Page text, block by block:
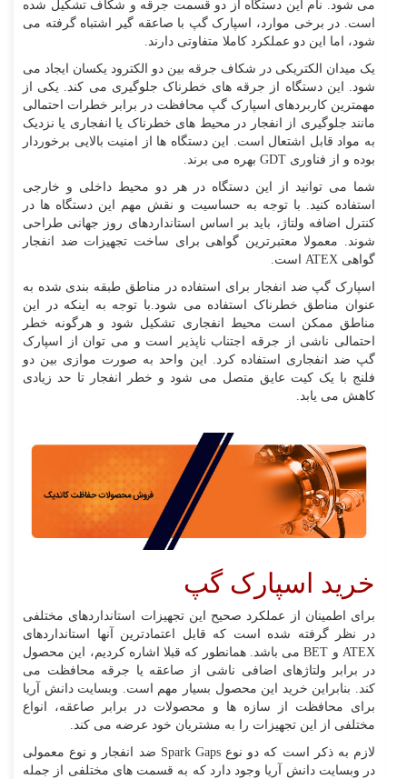
می شود. نام این دستگاه از دو قسمت جرقه و شکاف تشکیل شده
است. در برخی موارد، اسپارک گپ با صاعقه گیر اشتباه گرفته می
شود، اما این دو عملکرد کاملا متفاوتی دارند.
یک میدان الکتریکی در شکاف جرقه بین دو الکترود یکسان ایجاد می
شود. این دستگاه از جرقه های خطرناک جلوگیری می کند. یکی از
مهمترین کاربردهای اسپارک گپ محافظت در برابر خطرات احتمالی
مانند جلوگیری از انفجار در محیط های خطرناک یا انفجاری یا نزدیک
به مواد قابل اشتعال است. این دستگاه ها از امنیت بالایی برخوردار
بوده و از فناوری GDT بهره می برند.
شما می توانید از این دستگاه در هر دو محیط داخلی و خارجی
استفاده کنید. با توجه به حساسیت و نقش مهم این دستگاه ها در
کنترل اضافه ولتاژ، باید بر اساس استانداردهای روز جهانی طراحی
شوند. معمولا معتبرترین گواهی برای ساخت تجهیزات ضد انفجار
گواهی ATEX است.
اسپارک گپ ضد انفجار برای استفاده در مناطق طبقه بندی شده به
عنوان مناطق خطرناک استفاده می شود.با توجه به اینکه در این
مناطق ممکن است محیط انفجاری تشکیل شود و هرگونه خطر
احتمالی ناشی از جرقه اجتناب ناپذیر است و می توان از اسپارک
گپ ضد انفجاری استفاده کرد. این واحد به صورت موازی بین دو
فلنج با یک کیت عایق متصل می شود و خطر انفجار تا حد زیادی
کاهش می یابد.
خرید اسپارک گپ
برای اطمینان از عملکرد صحیح این تجهیزات استانداردهای مختلفی
در نظر گرفته شده است که قابل اعتمادترین آنها استانداردهای
ATEXو BETمی باشد. همانطور که قبلا اشاره کردیم، این محصول
در برابر ولتاژهای اضافی ناشی از صاعقه یا جرقه محافظت می
کند. بنابراین خرید این محصول بسیار مهم است. وبسایت دانش آریا
برای محافظت از سازه ها و محصولات در برابر صاعقه، انواع
مختلفی از این تجهیزات را به مشتریان خود عرضه می کند.
لازم به ذکر است که دو نوعSpark Gaps ضد انفجار و نوع معمولی
در وبسایت دانش آریا وجود دارد که به قسمت های مختلفی از جمله